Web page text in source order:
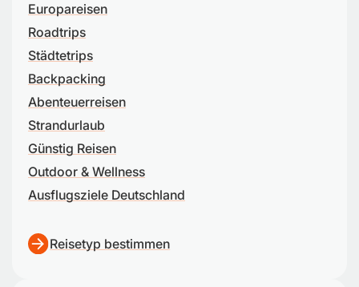
Europareisen
Roadtrips
Städtetrips
Backpacking
Abenteuerreisen
Strandurlaub
Günstig Reisen
Outdoor & Wellness
Ausflugsziele Deutschland
Reisetyp bestimmen